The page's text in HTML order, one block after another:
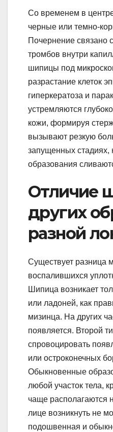
Со временем в
черные или темно-
Почернение связано
тромбов внутри
шипицы под
разрастание клеток
гиперкератоза и
устремляются
кожи, формируя
вызывают резкую
запущенных стадиях,
образования
Отличие
других
разной
Существует разница
воспалившихся
Шипица возникает
или ладоней, как
мизинца. На других
появляется. Второй
спровоцировать
или остроконечных
Обыкновенные
любой участок тела,
чаще располагаются
лице возникнуть не
подошвенная и